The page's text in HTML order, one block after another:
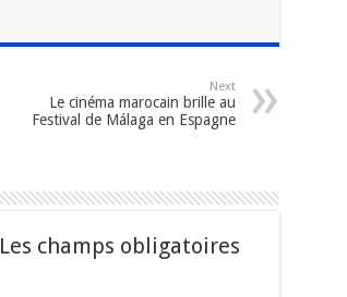
Next
Le cinéma marocain brille au
Festival de Málaga en Espagne
Les champs obligatoires